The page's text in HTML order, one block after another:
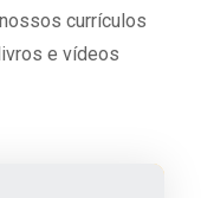
currículos
e vídeos